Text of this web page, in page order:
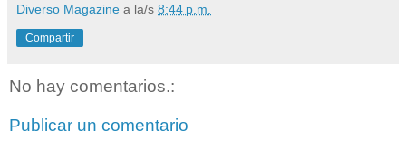
Diverso Magazine a la/s 8:44 p.m.
Compartir
No hay comentarios.:
Publicar un comentario